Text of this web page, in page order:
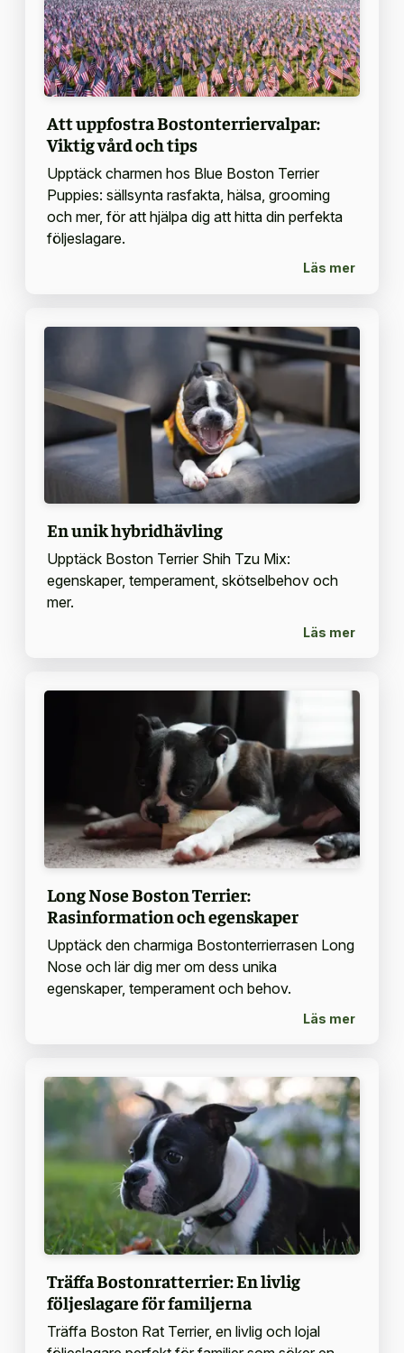
Att uppfostra Bostonterriervalpar:
Viktig vård och tips
Upptäck charmen hos Blue Boston Terrier
Puppies: sällsynta rasfakta, hälsa, grooming
och mer, för att hjälpa dig att hitta din perfekta
följeslagare.
Läs mer
En unik hybridhävling
Upptäck Boston Terrier Shih Tzu Mix:
egenskaper, temperament, skötselbehov och
mer.
Läs mer
Long Nose Boston Terrier:
Rasinformation och egenskaper
Upptäck den charmiga Bostonterrierrasen Long
Nose och lär dig mer om dess unika
egenskaper, temperament och behov.
Läs mer
Träffa Bostonratterrier: En livlig
följeslagare för familjerna
Träffa Boston Rat Terrier, en livlig och lojal